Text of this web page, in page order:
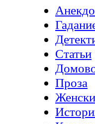
Статьи
Проза